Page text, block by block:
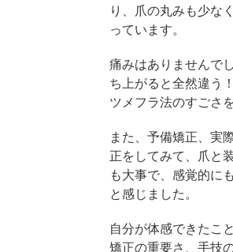
り、爪の丸みも少な
っています。
痛みはありませんで
ち上がると全然違う！
ツメフラ法のすごさ
また、予備矯正、実
正をしてみて、爪と
も大事で、感覚的に
と感じました。
自分が体感できたこ
矯正の重要さ、手技